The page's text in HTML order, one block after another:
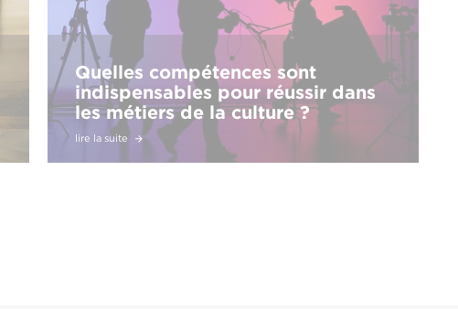
Quelles compétences sont
indispensables pour réussir dans
les métiers de la culture ?
lire la suite